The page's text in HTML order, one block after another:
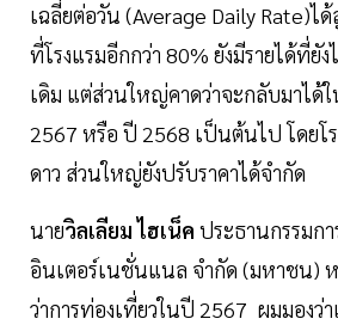
เฉลี่ยต่อวัน (Average Daily Rate)ไ
ที่โรงแรมอีกกว่า 80% ยังมีรายได้ที่ยั
เดิม แต่ส่วนใหญ่คาดว่าจะกลับมาได้ใ
2567 หรือ ปี 2568 เป็นต้นไป โดยโ
ดาว ส่วนใหญ่ยังปรับราคาได้จำกัด
นายวิลเลียม ไฮเน็ค ประธานกรรมก
อินเตอร์เนชั่นแนล จำกัด (มหาชน)
ว่าการท่องเที่ยวในปี 2567 ผมมองว่